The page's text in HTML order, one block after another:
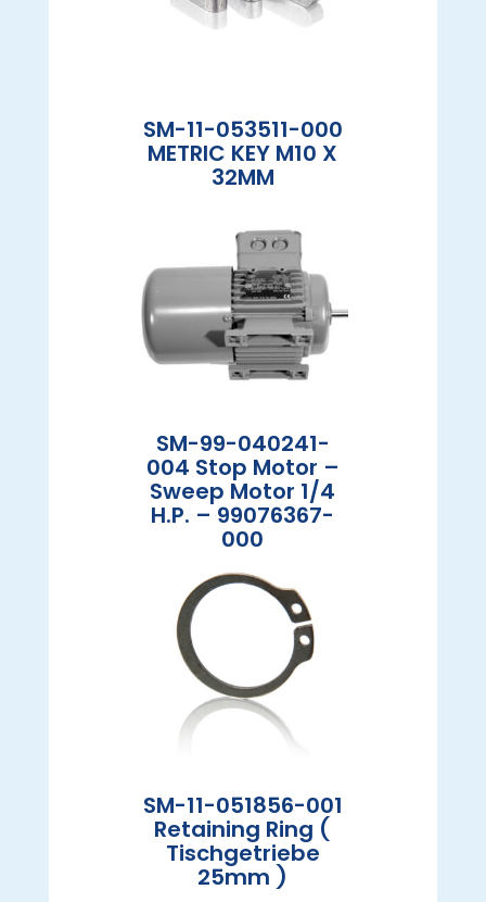
SM-11-053511-000
METRIC KEY M10 X
32MM
SM-99-040241-
004 Stop Motor –
Sweep Motor 1/4
H.P. – 99076367-
000
SM-11-051856-001
Retaining Ring (
Tischgetriebe
25mm )